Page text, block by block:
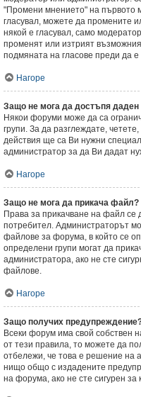
"Промени мнението" на първото
гласувал, можете да промените
някой е гласувал, само
променят или изтрият
подмяната на гласове преди да
Нагоре
Защо не мога да достъпя
Някои форуми може да са
групи. За да разглеждате,
действия ще са Ви нужни
администратор за да Ви дадат
Нагоре
Защо не мога да прикача файл?
Права за прикачване на файл се
потребител. Администраторът
файлове за форума, в който се
определени групи могат да
администратора, ако не сте
файлове.
Нагоре
Защо получих
Всеки форум има свой собствен
от тези правила, то можете да
отбележи, че това е решение на
нищо общо с издадените
на форума, ако не сте сигурен за